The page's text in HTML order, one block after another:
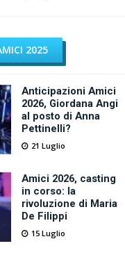
2025
Anticipazioni Amici
2026, Giordana Angi
al posto di Anna
Pettinelli?
21 Luglio
Amici 2026, casting
in corso: la
rivoluzione di Maria
De Filippi
15 Luglio